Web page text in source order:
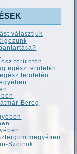
választjuk
területén
egész területén
területén
Bereg
megyében
Szolnok